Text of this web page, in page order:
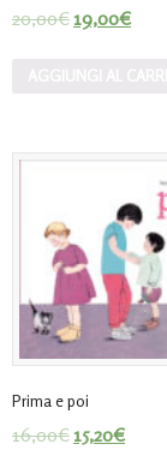
20,00€19,00€
Prima e poi
16,00€15,20€